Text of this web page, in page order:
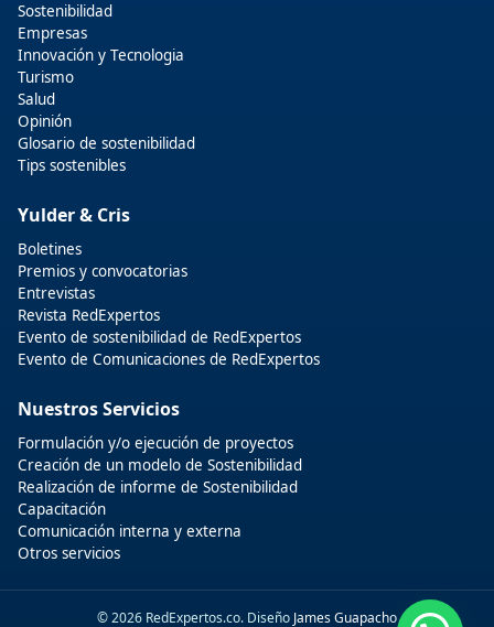
Sostenibilidad
Empresas
Innovación y Tecnologia
Turismo
Salud
Opinión
Glosario de sostenibilidad
Tips sostenibles
Yulder & Cris
Boletines
Premios y convocatorias
Entrevistas
Revista RedExpertos
Evento de sostenibilidad de RedExpertos
Evento de Comunicaciones de RedExpertos
Nuestros Servicios
Formulación y/o ejecución de proyectos
Creación de un modelo de Sostenibilidad
Realización de informe de Sostenibilidad
Capacitación
Comunicación interna y externa
Otros servicios
© 2026 RedExpertos.co. Diseño James Guapacho